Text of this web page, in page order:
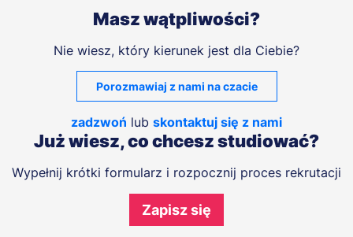
Masz wątpliwości?
Nie wiesz, który kierunek jest dla Ciebie?
Porozmawiaj z nami na czacie
zadzwoń lub skontaktuj się z nami
Już wiesz, co chcesz studiować?
Wypełnij krótki formularz i rozpocznij proces rekrutacji
Zapisz się